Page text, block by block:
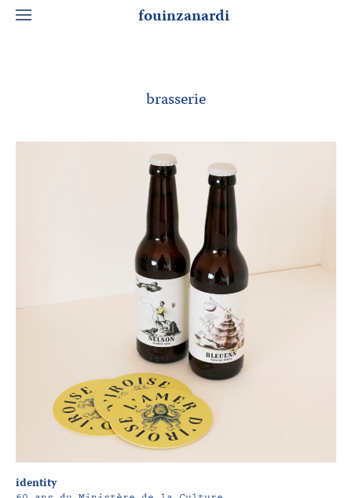
fouinzanardi
brasserie
identity